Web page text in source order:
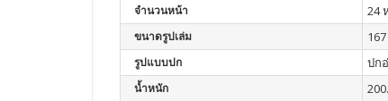
จำนวนหน้า 24
ขนาดรูปเล่ม
รูปแบบปก ปก
น้ำหนัก